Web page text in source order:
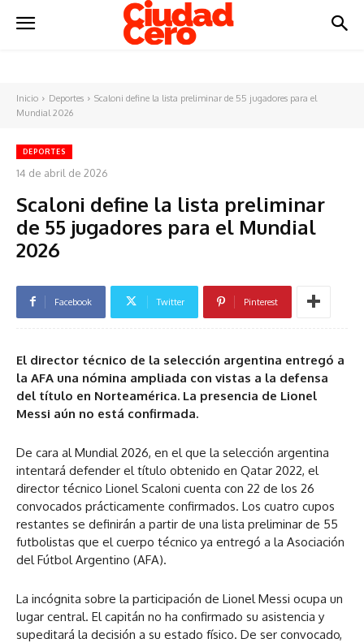
Inicio Deportes
Scaloni define la lista preliminar de 55 jugadores para el
Mundial 2026
DEPORTES
14 de abril de 2026
Scaloni define la lista preliminar
de 55 jugadores para el Mundial
2026
Facebook Twitter Pinterest
El director técnico de la selección argentina entregó a
la AFA una nómina ampliada con vistas a la defensa
del título en Norteamérica. La presencia de Lionel
Messi aún no está confirmada.
De cara al Mundial 2026, en el que la selección argentina
intentará defender el título obtenido en Qatar 2022, el
director técnico Lionel Scaloni cuenta con 22 de los 26
convocados prácticamente confirmados. Los cuatro cupos
restantes se definirán a partir de una lista preliminar de 55
futbolistas que el cuerpo técnico ya entregó a la Asociación
del Fútbol Argentino (AFA).
La incógnita sobre la participación de Lionel Messi ocupa un
lugar central. El capitán no ha confirmado su asistencia y
supeditará la decisión a su estado físico. De ser convocado,